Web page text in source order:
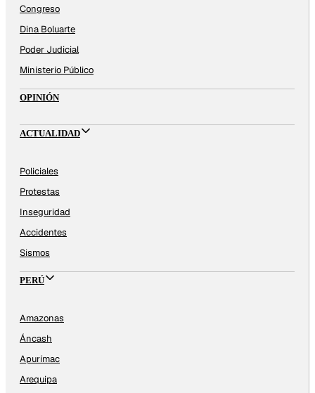
Congreso
Dina Boluarte
Poder Judicial
Ministerio Público
OPINIÓN
ACTUALIDAD
Policiales
Protestas
Inseguridad
Accidentes
Sismos
PERÚ
Amazonas
Áncash
Apurímac
Arequipa